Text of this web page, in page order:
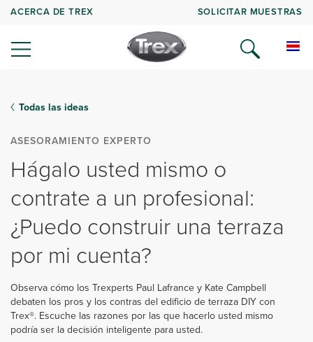
ACERCA DE TREX SOLICITAR MUESTRAS
Todas las ideas
ASESORAMIENTO EXPERTO
Hágalo usted mismo o
contrate a un profesional:
¿Puedo construir una terraza
por mi cuenta?
Observa cómo los Trexperts Paul Lafrance y Kate Campbell
debaten los pros y los contras del edificio de terraza DIY con
Trex®. Escuche las razones por las que hacerlo usted mismo
podría ser la decisión inteligente para usted.